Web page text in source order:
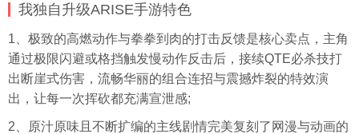
我独自升级ARISE手游特色
1、极致的高燃动作与拳拳到肉的打击反馈是核心卖点，主角
通过极限闪避或格挡触发慢动作反击后，接续QTE必杀技打
出断崖式伤害，流畅华丽的组合连招与震撼炸裂的特效演
出，让每一次挥砍都充满宣泄感;
2、原汁原味且不断扩编的主线剧情完美复刻了网漫与动画的